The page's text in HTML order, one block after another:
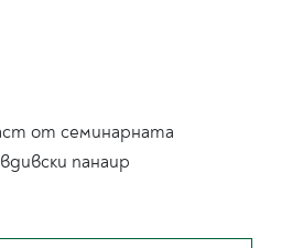
от семинарната
панаир